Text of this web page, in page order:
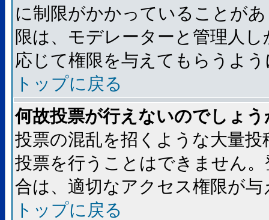
に制限がかかっていることが
限は、モデレーターと管理人
応じて権限を与えてもらうよ
トップに戻る
何故投票が行えないのでしょう
投票の混乱を招くような大量
投票を行うことはできません
合は、適切なアクセス権限が
トップに戻る